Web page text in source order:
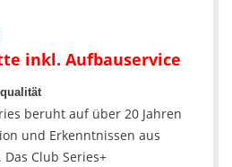
inkl. Aufbauservice
beruht auf über 20 Jahren
und Erkenntnissen aus
Club Series+